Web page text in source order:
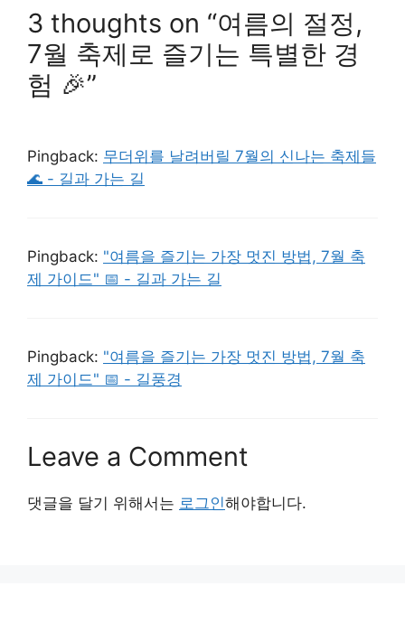
3 thoughts on “여름의 절정,
7월 축제로 즐기는 특별한 경
험 🎉”
Pingback: 무더위를 날려버릴 7월의 신나는 축제들
🌊 - 길과 가는 길
Pingback: "여름을 즐기는 가장 멋진 방법, 7월 축
제 가이드" 📅 - 길과 가는 길
Pingback: "여름을 즐기는 가장 멋진 방법, 7월 축
제 가이드" 📅 - 길풍경
Leave a Comment
댓글을 달기 위해서는 로그인해야합니다.